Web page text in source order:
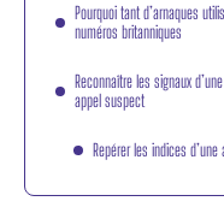
Pourquoi tant d’arnaques
numéros britanniques
Reconnaître les signaux
appel suspect
Repérer les indices